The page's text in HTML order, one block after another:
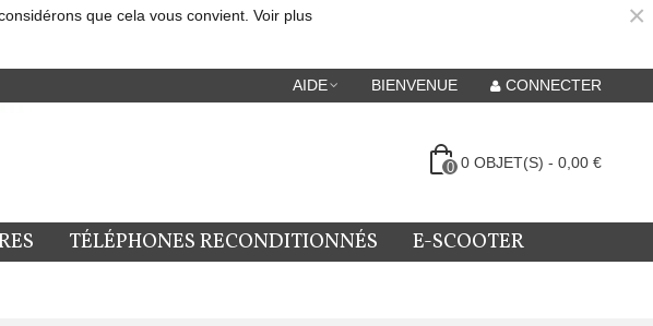
que cela vous convient. Voir plus ×
AIDE BIENVENUE CONNECTER
0 0 OBJET(S) - 0,00 €
TÉLÉPHONES RECONDITIONNÉS E-SCOOTER